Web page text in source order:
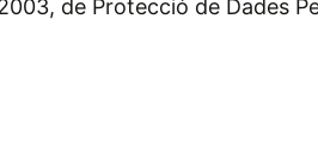
de Protecció de Dades